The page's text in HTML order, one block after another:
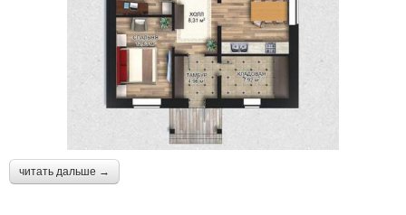
читать дальше →